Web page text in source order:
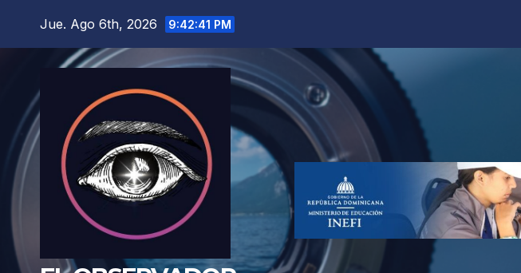
Jue. Ago 6th, 2026 9:42:42 PM